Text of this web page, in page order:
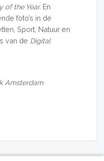
of the Year. En
foto’s in de
Sport, Natuur en
van de Digital
Amsterdam